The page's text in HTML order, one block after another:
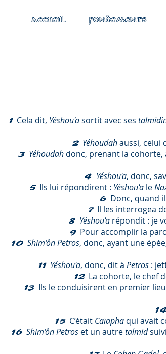
ACCUEIL FONDEMENTS
1 Cela dit, Yéshou'asortit avec ses
2 Yéhoudahaussi, celui
3 Yéhoudah donc, prenant la cohorte,
4 Yéshou'a, donc,
5 Ils lui répondirent : Yéshou'ale
6 Donc, quand
7 Il les interrogea
8 Yéshou'arépondit : je
9 Pour accomplir la
10 Shim‘ôn Petros, donc, ayant une
11 Yéshou'a, donc, dit à Petros :
12 La cohorte, le chef
13 Ils le conduisirent en premier
15 C’était Caïapha qui avait
16 Shim‘ôn Petros et un autretalmid